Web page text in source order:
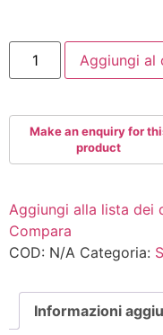
NOVAK23
quantità
Aggiungi al
Aggiungi alla lista dei
Compara
COD: N/A Categoria:
Informazioni